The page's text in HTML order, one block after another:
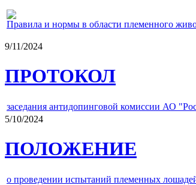
Правила и нормы в области племенного
9/11/2024
ПРОТОКОЛ
заседания антидопинговой комиссии АО
5/10/2024
ПОЛОЖЕНИЕ
о проведении испытаний племенных